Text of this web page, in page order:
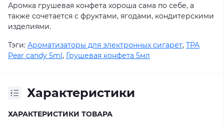
Аромка грушевая конфета хороша сама по себе, а
также сочетается с фруктами, ягодами, кондитерскими
изделиями.
Тэги: Ароматизаторы для электронных сигарет, TPA
Pear candy 5ml, Грушевая конфета 5мл
Характеристики
ХАРАКТЕРИСТИКИ ТОВАРА